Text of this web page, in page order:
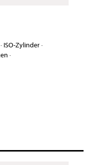
· ISO-Zylinder·
·